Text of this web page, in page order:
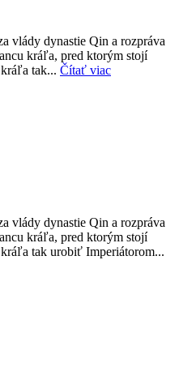
vlády dynastie Qin a rozpráva
kráľa, pred ktorým stojí
tak... Čítať viac
vlády dynastie Qin a rozpráva
kráľa, pred ktorým stojí
tak urobiť Imperiátorom...